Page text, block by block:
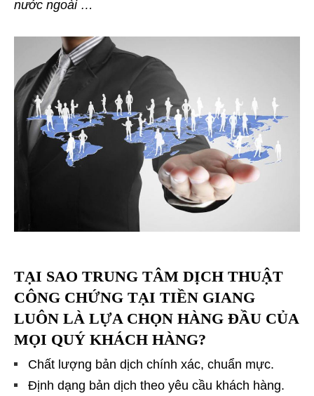
nước ngoài …
TẠI SAO TRUNG TÂM DỊCH THUẬT
CÔNG CHỨNG TẠI TIỀN GIANG
LUÔN LÀ LỰA CHỌN HÀNG ĐẦU CỦA
MỌI QUÝ KHÁCH HÀNG?
Chất lượng bản dịch chính xác, chuẩn mực.
Định dạng bản dịch theo yêu cầu khách hàng.